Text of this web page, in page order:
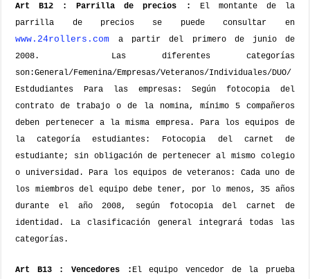
Art B12 : Parrilla de precios :
El montante de la
parrilla de precios se puede consultar en
www.24rollers.coma partir del primero de junio de
2008.
Las diferentes categorías
son:General/Femenina/Empresas/Veteranos/Individuales/DUO/
Estdudiantes
Para las empresas: Según fotocopia del
contrato de trabajo o de la nomina, mínimo 5 compañeros
deben pertenecer a la misma empresa.
Para los equipos de
la categoría estudiantes: Fotocopia del carnet de
estudiante; sin obligación de pertenecer al mismo colegio
o universidad.
Para los equipos de veteranos: Cada uno de
los miembros del equipo debe tener, por lo menos, 35 años
durante el año 2008, según fotocopia del carnet de
identidad.
La clasificación general integrará todas las
categorías.
Art B13 : Vencedores : El equipo vencedor de la prueba